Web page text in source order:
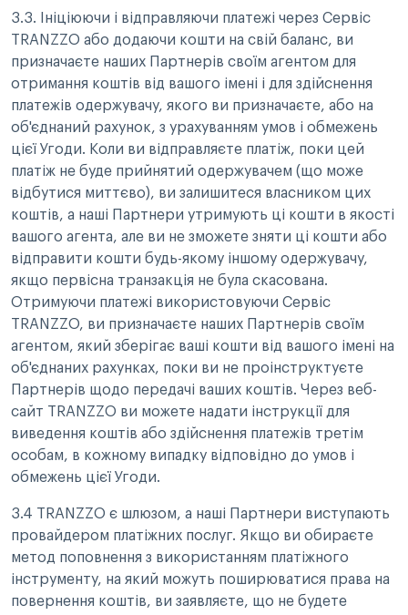
3.3. Ініціюючи і відправляючи платежі через Сервіс
TRANZZO або додаючи кошти на свій баланс, ви
призначаєте наших Партнерів своїм агентом для
отримання коштів від вашого імені і для здійснення
платежів одержувачу, якого ви призначаєте, або на
об'єднаний рахунок, з урахуванням умов і обмежень
цієї Угоди. Коли ви відправляєте платіж, поки цей
платіж не буде прийнятий одержувачем (що може
відбутися миттєво), ви залишитеся власником цих
коштів, а наші Партнери утримують ці кошти в якості
вашого агента, але ви не зможете зняти ці кошти або
відправити кошти будь-якому іншому одержувачу,
якщо первісна транзакція не була скасована.
Отримуючи платежі використовуючи Сервіс
TRANZZO, ви призначаєте наших Партнерів своїм
агентом, який зберігає ваші кошти від вашого імені на
об'єднаних рахунках, поки ви не проінструктуєте
Партнерів щодо передачі ваших коштів. Через веб-
сайт TRANZZO ви можете надати інструкції для
виведення коштів або здійснення платежів третім
особам, в кожному випадку відповідно до умов і
обмежень цієї Угоди.
3.4 TRANZZO є шлюзом, а наші Партнери виступають
провайдером платіжних послуг. Якщо ви обираєте
метод поповнення з використанням платіжного
інструменту, на який можуть поширюватися права на
повернення коштів, ви заявляєте, що не будете